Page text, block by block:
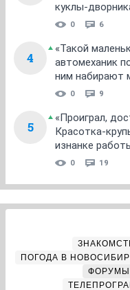
куклы-
0 6
4
«Такой
автомеханик
ним набирают
0 9
5
«Проиграл,
Красотка-
изнанке
0 19
ПОГОДА В
ФОРУМЫ